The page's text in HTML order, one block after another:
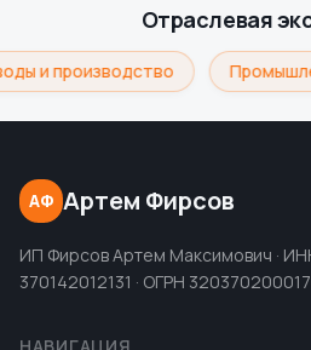
Отраслевая
и производство
АФ Артем Фирсов
ИП Фирсов Артем Максимович ·
370142012131 · ОГРН